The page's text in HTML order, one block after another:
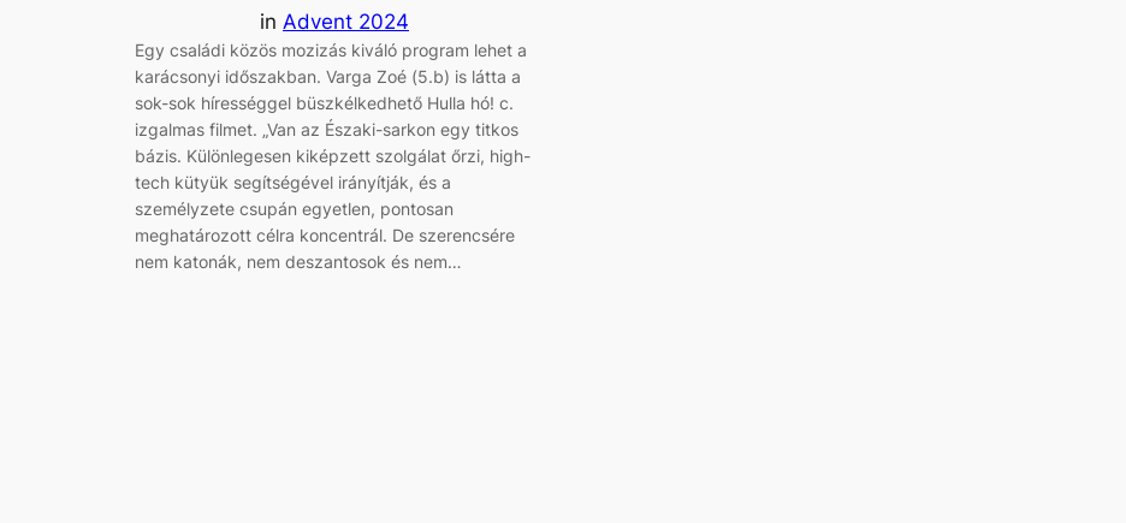
in Advent 2024
Egy családi közös mozizás kiváló program lehet a
karácsonyi időszakban. Varga Zoé (5.b) is látta a
sok-sok hírességgel büszkélkedhető Hulla hó! c.
izgalmas filmet. „Van az Északi-sarkon egy titkos
bázis. Különlegesen kiképzett szolgálat őrzi, high-
tech kütyük segítségével irányítják, és a
személyzete csupán egyetlen, pontosan
meghatározott célra koncentrál. De szerencsére
nem katonák, nem deszantosok és nem…